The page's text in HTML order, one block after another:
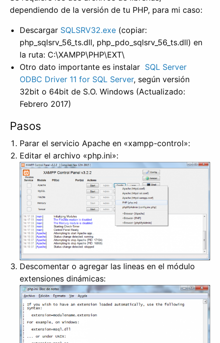
dependiendo de la versión de tu PHP, para mi caso:
Descargar SQLSRV32.exe (copiar:
php_sqlsrv_56_ts.dll, php_pdo_sqlsrv_56_ts.dll) en
la ruta: C:\XAMPP\PHP\EXT\
Otro dato importante es instalar SQL Server
ODBC Driver 11 for SQL Server, según versión
32bit o 64bit de S.O. Windows (Actualizado:
Febrero 2017)
Pasos
Parar el servicio Apache en «xampp-control»:
Editar el archivo «php.ini»:
Descomentar o agregar las lineas en el módulo
extensiones dinámicas: